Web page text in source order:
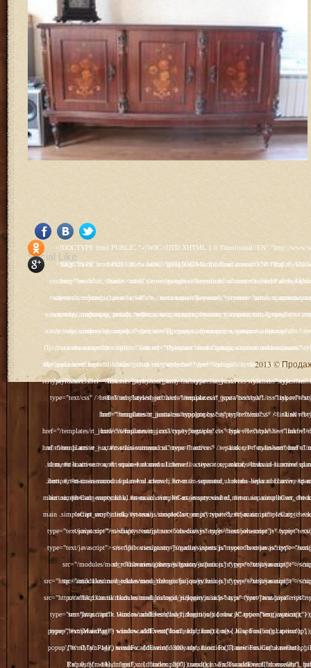
<!DOCTYPE html PUBLIC "-//W3C//DTD XHTML 1.0 Transitional//EN" "http://www.w3.org/TR/xhtml1/DTD/xhtml1-transitional.dtd"> <html xmlns="http://www.w3.org/1999/xhtml" xml:lang="ru-ru" lang="ru-ru" > <head> <meta name="google-site-verification" content="4vFPaFr8_T0N5uYcY4vh3M1DtIkbIJH6yDV7_NDqfJc" /> <base href="http://antik.1kzn.ru/" /> <meta http-equiv="content-type" content="text/html; charset=utf-8" /> <meta name="keywords" content="каталог антиквариат, часы продажа, старинные часы, напольные часы, настенные часы, каминные часы, мебель, старинные люстры, картины, торшеры, резьба, мебель, коллекционирование, чугунное литьё, предметы старины, реставрация, интерьер, модерн, классицизм, кресло, диван, мозаика, гарнитур, дуб, зеркало, светильник, канделябр, шифоньер, шкаф, буфет, комод, сундук, букинист, жирандоль, бронза" /> <meta name="rights" content="Продажа антиквариата http://antik.1kzn.ru" /> <meta name="author" content="Super User" /> <meta name="description" content="Продажа антиквариата, каталог антиквариата." /> <meta name="generator" content="Joomla! - Open Source Content Management" /> <title>Каталог антиквариата - Продажа антиквариата </title> <link rel="stylesheet" href="/plugins/system/rokbox/assets/styles/rokbox.css" type="text/css" /> <link rel="stylesheet" href="/libraries/gantry/css/grid-12.css" type="text/css" /> <link rel="stylesheet" href="/libraries/gantry/css/gantry.css" type="text/css" /> <link rel="stylesheet" href="/libraries/gantry/css/joomla.css" type="text/css" /> <link rel="stylesheet" href="/templates/rt_juxta/css/joomla.css" type="text/css" /> <link rel="stylesheet" href="/templates/rt_juxta/css/style1.css" type="text/css" /> <link rel="stylesheet" href="/templates/rt_juxta/css/demo-styles.css" type="text/css" /> <link rel="stylesheet" href="/templates/rt_juxta/css/template.css" type="text/css" /> <link rel="stylesheet" href="/templates/rt_juxta/css/template-firefox.css" type="text/css" /> <link rel="stylesheet" href="/templates/rt_juxta/css/typography.css" type="text/css" /> <link rel="stylesheet" href="/templates/rt_juxta/css/backgrounds.css" type="text/css" /> <link rel="stylesheet" href="/templates/rt_juxta/css/fusionmenu.css" type="text/css" /> <link rel="stylesheet" href="/modules/mod_roknewspager/themes/light/roknewspager.css" type="text/css" /> <style type="text/css"> #rt-main-surround ul.menu li.active > a, #rt-main-surround ul.menu li.active > .separator, #rt-main-surround ul.menu li.active > .item, #rt-main-surround .square4 ul.menu li:hover > a, #rt-main-surround .square4 ul.menu li:hover > .item, #rt-main-surround .square4 ul.menu li:hover > .separator, .roktabs-links ul li.active span, .menutop li:hover > .item, .menutop li.f-menuparent-itemfocus .item, .menutop li.active > .item {color:#660000;} a, .button, #rt-main-surround ul.menu a:hover, #rt-main-surround ul.menu .separator:hover, #rt-main-surround ul.menu .item:hover, .title1 .module-title .title, #rt-main .item_add:link, #rt-main .item_add:visited, #rt-main .simpleCart_empty:link, #rt-main .simpleCart_empty:visited, #rt-main .simpleCart_checkout:link, #rt-main .simpleCart_checkout:visited {color:#660000;} body #rt-logo {width:400px;height:200px;} </style> <script src="/media/system/js/mootools-core.js" type="text/javascript"></script> <script src="/media/system/js/core.js" type="text/javascript"></script> <script src="/media/
<!DOCTYPE html PUBLIC "-//W3C//DTD XHTML 1.0 Transitional//EN" "http://www.w3.org/TR/xhtml1/DTD/xhtml1-transitional.dtd"> <html xmlns="http://www.w3.org/1999/xhtml" xml:lang="ru-ru" lang="ru-ru" > <head> <meta name="google-site-verification" content="4vFPaFr8_T0N5uYcY4vh3M1DtIkbIJH6yDV7_NDqfJc" /> <base href="http://antik.1kzn.ru/" /> <meta http-equiv="content-type" content="text/html; charset=utf-8" /> <meta name="keywords" content="каталог антиквариат, часы продажа, старинные часы, напольные часы, настенные часы, каминные часы, мебель, старинные люстры, картины, торшеры, резьба, мебель, коллекционирование, чугунное литьё, предметы старины, реставрация, интерьер, модерн, классицизм, кресло, диван, мозаика, гарнитур, дуб, зеркало, светильник, канделябр, шифоньер, шкаф, буфет, комод, сундук, букинист, жирандоль, бронза" /> <meta name="rights" content="Продажа антиквариата http://antik.1kzn.ru" /> <meta name="author" content="Super User" /> <meta name="description" content="Продажа антиквариата, каталог антиквариата." /> <meta name="generator" content="Joomla! - Open Source Content Management" /> <title>Каталог антиквариата - Продажа антиквариата </title> <link rel="stylesheet" href="/plugins/system/rokbox/assets/styles/rokbox.css" type="text/css" /> <link rel="stylesheet" href="/libraries/gantry/css/grid-12.css" type="text/css" /> <link rel="stylesheet" href="/libraries/gantry/css/gantry.css" type="text/css" /> <link rel="stylesheet" href="/libraries/gantry/css/joomla.css" type="text/css" /> <link rel="stylesheet" href="/templates/rt_juxta/css/joomla.css" type="text/css" /> <link rel="stylesheet" href="/templates/rt_juxta/css/style1.css" type="text/css" /> <link rel="stylesheet" href="/templates/rt_juxta/css/demo-styles.css" type="text/css" /> <link rel="stylesheet" href="/templates/rt_juxta/css/template.css" type="text/css" /> <link rel="stylesheet" href="/templates/rt_juxta/css/template-firefox.css" type="text/css" /> <link rel="stylesheet" href="/templates/rt_juxta/css/typography.css" type="text/css" /> <link rel="stylesheet" href="/templates/rt_juxta/css/backgrounds.css" type="text/css" /> <link rel="stylesheet" href="/templates/rt_juxta/css/fusionmenu.css" type="text/css" /> <link rel="stylesheet" href="/modules/mod_roknewspager/themes/light/roknewspager.css" type="text/css" /> <style type="text/css"> #rt-main-surround ul.menu li.active > a, #rt-main-surround ul.menu li.active > .separator, #rt-main-surround ul.menu li.active > .item, #rt-main-surround .square4 ul.menu li:hover > a, #rt-main-surround .square4 ul.menu li:hover > .item, #rt-main-surround .square4 ul.menu li:hover > .separator, .roktabs-links ul li.active span, .menutop li:hover > .item, .menutop li.f-menuparent-itemfocus .item, .menutop li.active > .item {color:#660000;} a, .button, #rt-main-surround ul.menu a:hover, #rt-main-surround ul.menu .separator:hover, #rt-main-surround ul.menu .item:hover, .title1 .module-title .title, #rt-main .item_add:link, #rt-main .item_add:visited, #rt-main .simpleCart_empty:link, #rt-main .simpleCart_empty:visited, #rt-main .simpleCart_checkout:link, #rt-main .simpleCart_checkout:visited {color:#660000;} body #rt-logo {width:400px;height:200px;} </style> <script src="/media/system/js/mootools-core.js" type="text/javascript"></script> <script src="/media/system/js/core.js" type="text/javascript"></script> <script src="/media/
Social Like
2013 ©